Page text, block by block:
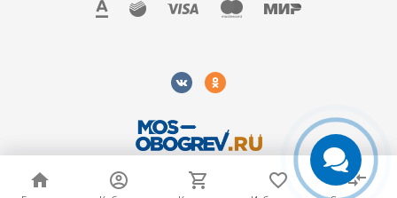
2018-2026 Mos-Obogrev.ru, Все права защищены